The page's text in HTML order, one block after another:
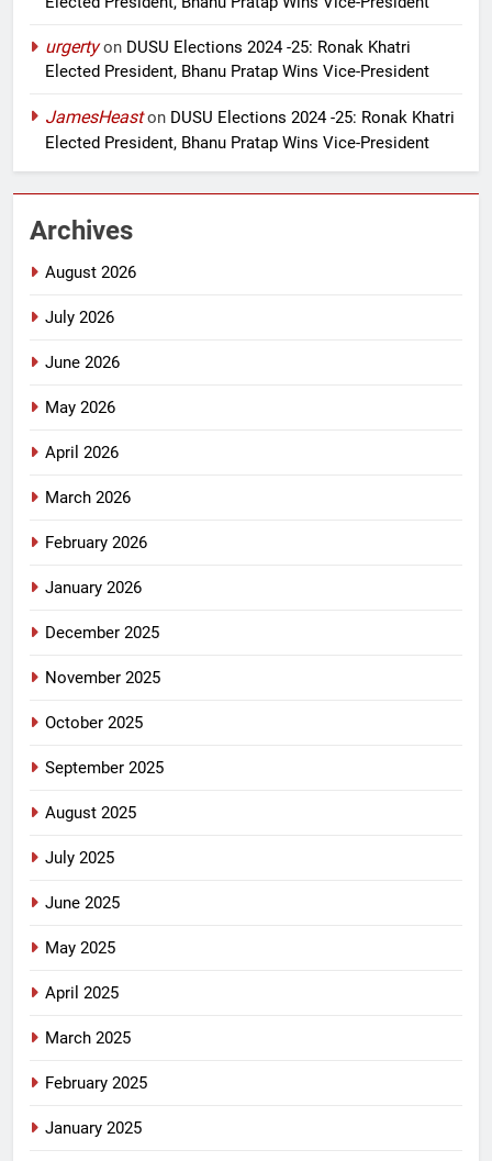
urgertyon DUSU Elections 2024 -25: Ronak Khatri
Elected President, Bhanu Pratap Wins Vice-President
JamesHeaston DUSU Elections 2024 -25: Ronak Khatri
Elected President, Bhanu Pratap Wins Vice-President
Archives
August 2026
July 2026
June 2026
May 2026
April 2026
March 2026
February 2026
January 2026
December 2025
November 2025
October 2025
September 2025
August 2025
July 2025
June 2025
May 2025
April 2025
March 2025
February 2025
January 2025